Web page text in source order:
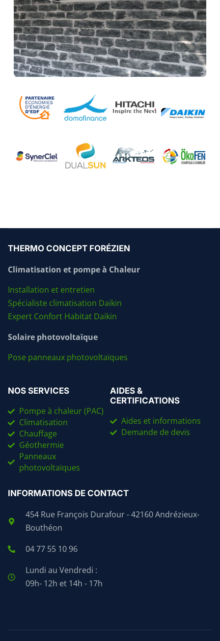
THERMO CONCEPT FORÉZIEN
Climatisation et pompe à Chaleur
Installation et entretien
Spécialiste climatisation Daikin
Expert Confort Habitat Daikin
Solaire photovoltaïque
Pose panneaux photovoltaïques
NOS SERVICES
Pompe à chaleur (PAC)
Climatisation
Chauffage
Géothermie
Panneaux
photovoltaïques
AIDES &
CERTIFICATIONS
Aides et informations
Demande de devis
INFORMATIONS DE CONTACT
454 Rue François Durafour - 42160 Andrézieux-
Bouthéon
04 77 55 10 96
Lundi au Vendredi :
09h- 12h et 14h - 17h